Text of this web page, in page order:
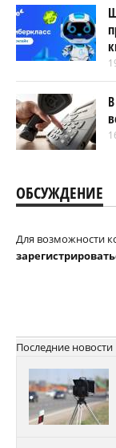
ОБСУЖДЕНИЕ
Для возможности
Последние новости